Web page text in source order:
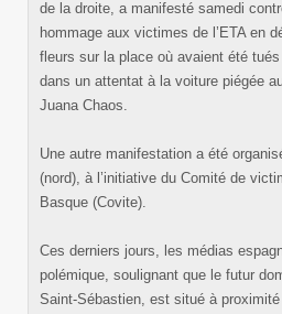
de la droite, a manifesté samedi
hommage aux victimes de l’ETA en
fleurs sur la place où avaient été
dans un attentat à la voiture piégée
Juana Chaos.
Une autre manifestation a été
(nord), à l’initiative du Comité de
Basque (Covite).
Ces derniers jours, les médias
polémique, soulignant que le futur
Saint-Sébastien, est situé à